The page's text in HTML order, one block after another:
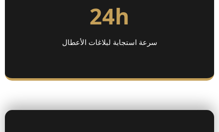
24h
سرعة استجابة لبلاغات الأعطال